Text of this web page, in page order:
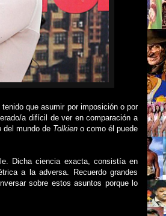
que asumir por imposición o por
a difícil de ver en comparación a
del mundo de Tolkien o como él puede
Dicha ciencia exacta, consistía en
a la adversa. Recuerdo grandes
sobre estos asuntos porque lo